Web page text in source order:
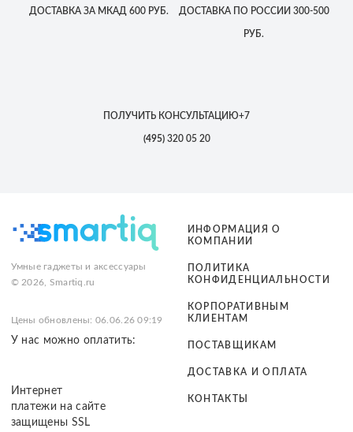
ДОСТАВКА ЗА МКАД 600 РУБ. ДОСТАВКАПО РОССИИ 300-500
РУБ.
ПОЛУЧИТЬ КОНСУЛЬТАЦИЮ+7
(495)320 05 20
Умные гаджеты и аксессуары
© 2026, Smartiq.ru
Цены обновлены: 06.06.26 09:19
У нас можно оплатить:
Интернет
платежи на сайте
защищены SSL
ИНФОРМАЦИЯ О
КОМПАНИИ
ПОЛИТИКА
КОНФИДЕНЦИАЛЬНОСТИ
КОРПОРАТИВНЫМ
КЛИЕНТАМ
ПОСТАВЩИКАМ
ДОСТАВКА И ОПЛАТА
КОНТАКТЫ